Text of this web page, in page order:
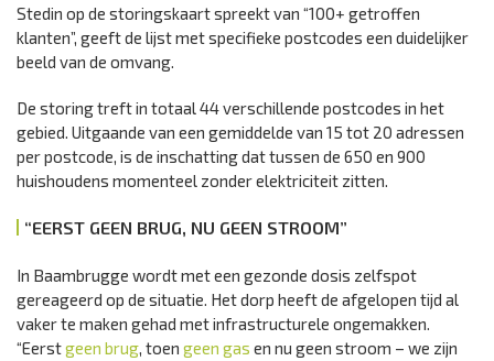
Stedin op de storingskaart spreekt van “100+ getroffen
klanten”, geeft de lijst met specifieke postcodes een duidelijker
beeld van de omvang.
De storing treft in totaal 44 verschillende postcodes in het
gebied. Uitgaande van een gemiddelde van 15 tot 20 adressen
per postcode, is de inschatting dat tussen de 650 en 900
huishoudens momenteel zonder elektriciteit zitten.
“EERST GEEN BRUG, NU GEEN STROOM”
In Baambrugge wordt met een gezonde dosis zelfspot
gereageerd op de situatie. Het dorp heeft de afgelopen tijd al
vaker te maken gehad met infrastructurele ongemakken.
“Eerstgeen brug, toen geen gas en nu geen stroom – we zijn